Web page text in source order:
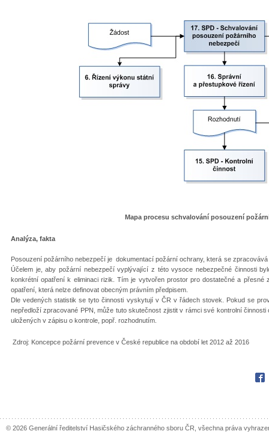
Mapa procesu schvalování posouzení
Analýza, fakta
Posouzení požárního nebezpečí je dokumentací požární ochrany, která se
Účelem je, aby požární nebezpečí vyplývající z této vysoce nebezpečné činnosti
konkrétní opatření k eliminaci rizik. Tím je vytvořen prostor pro dostatečné a přesné
opatření, která nelze definovat obecným právním předpisem.
Dle vedených statistik se tyto činnosti vyskytují v ČR v řádech stovek. Pokud se
nepředloží zpracované PPN, může tuto skutečnost zjistit v rámci své kontrolní
uložených v zápisu o kontrole, popř. rozhodnutím.
Zdroj: Koncepce požární prevence v České republice na období let 2012 až 2016
© 2026 Generální ředitelství Hasičského záchranného sboru ČR, všechna práva